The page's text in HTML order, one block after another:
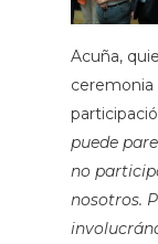
Acuña,
ceremonia
puede
no
nosotros.